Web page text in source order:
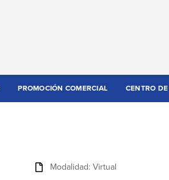
PROMOCIÓN COMERCIAL CENTRO
Modalidad: Virtual